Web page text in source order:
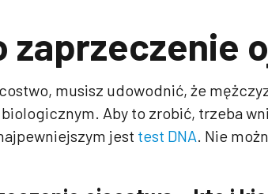
zaprzeczenie
musisz udowodnić, że
Aby to zrobić, trzeba
jest test DNA. Nie